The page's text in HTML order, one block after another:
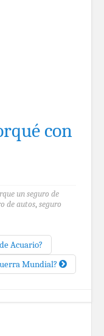
con
un seguro de
de autos, seguro
Acuario?
Mundial?